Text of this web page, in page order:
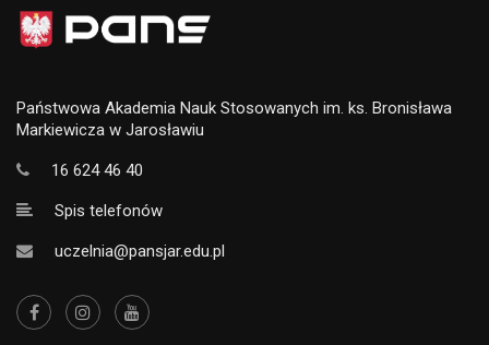
Państwowa Akademia Nauk Stosowanych im. ks. Bronisława
Markiewicza w Jarosławiu
16 624 46 40
Spis telefonów
uczelnia@pansjar.edu.pl